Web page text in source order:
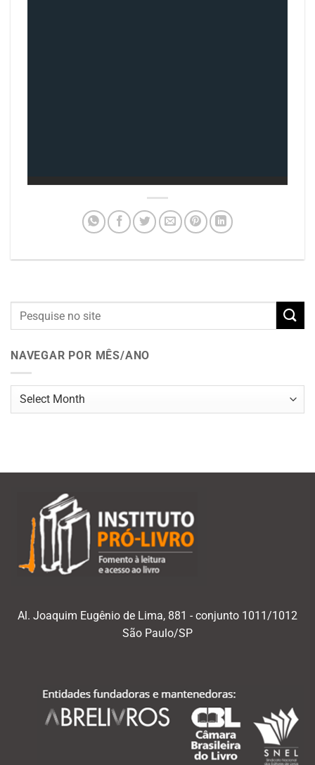
NAVEGAR POR MÊS/ANO
Navegar
Al. Joaquim Eugênio de Lima, 881 - conjunto 1011/1012
São Paulo/SP